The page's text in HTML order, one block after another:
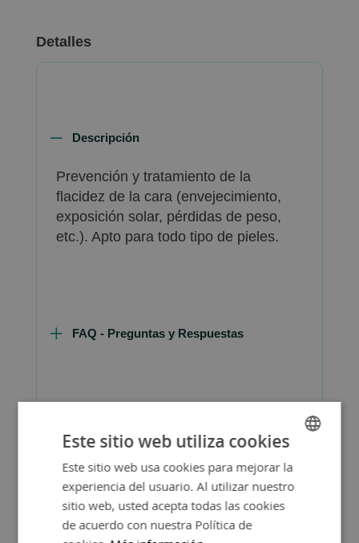
Detalles
Descripción
Prevención y tratamiento de la
flacidez de la cara (envejecimiento,
exposición solar, pérdidas de peso,
etc.). Apto para todo tipo de pieles.
FAQ - Preguntas y Respuestas
SPANISH
ENGLISH
Este sitio web utiliza cookies
Este sitio web usa cookies para mejorar la
experiencia del usuario. Al utilizar nuestro
sitio web, usted acepta todas las cookies
de acuerdo con nuestra Política de